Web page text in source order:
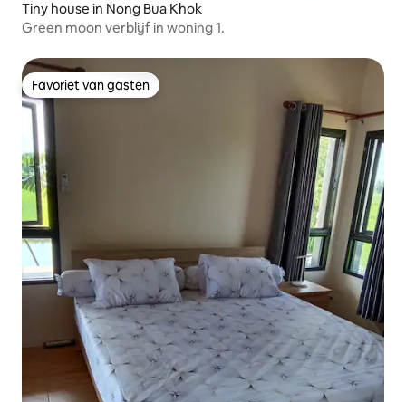
Tiny house in Nong Bua Khok
Green moon verblijf in woning 1.
Favoriet van gasten
Favoriet van gasten